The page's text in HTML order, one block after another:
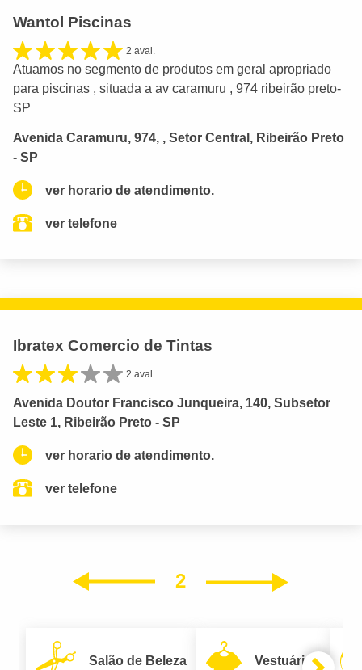
Wantol Piscinas
2 aval.
Atuamos no segmento de produtos em geral apropriado
para piscinas , situada a av caramuru , 974 ribeirão preto-
SP
Avenida Caramuru, 974, , Setor Central, Ribeirão Preto
- SP
ver horario de atendimento.
ver telefone
Ibratex Comercio de Tintas
2 aval.
Avenida Doutor Francisco Junqueira, 140, Subsetor
Leste 1, Ribeirão Preto - SP
ver horario de atendimento.
ver telefone
2
Salão de Beleza Vestuário